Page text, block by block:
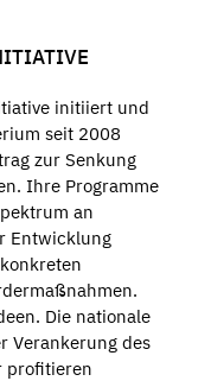
initiiert und
seit 2008
zur Senkung
Ihre Programme
an
Entwicklung
Die nationale
Verankerung des
profitieren